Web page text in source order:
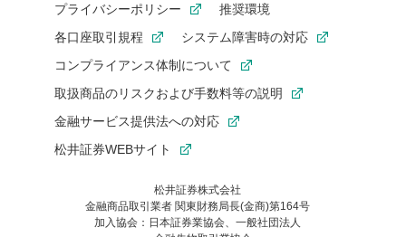
プライバシーポリシー
推奨環境
各口座取引規程
システム障害時の対応
コンプライアンス体制について
取扱商品のリスクおよび手数料等の説明
金融サービス提供法への対応
松井証券WEBサイト
松井証券株式会社
金融商品取引業者 関東財務局長(金商)第164号
加入協会：日本証券業協会、一般社団法人
お気に入り機能は松井証券の会員限定の機能です。
お気に入り登録いただくと、後からいつでもお気に入りのコンテ